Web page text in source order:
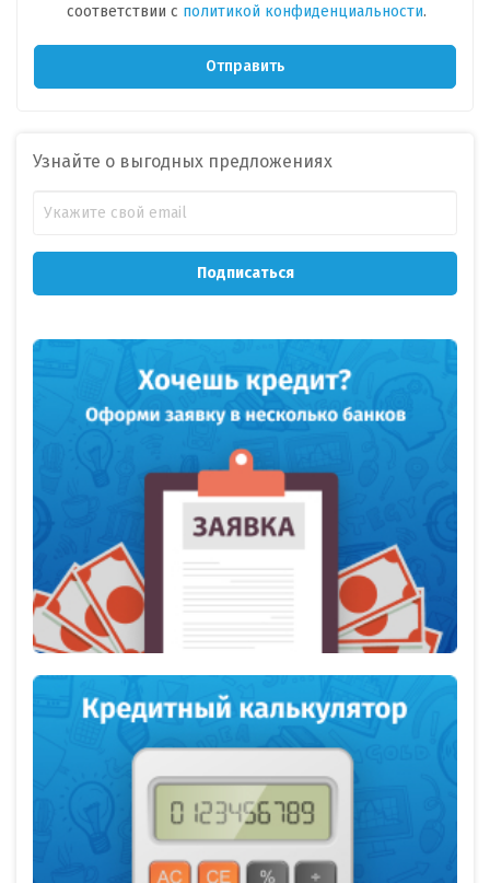
соответствии с политикой конфиденциальности.
Отправить
Узнайте о выгодных предложениях
Подписаться